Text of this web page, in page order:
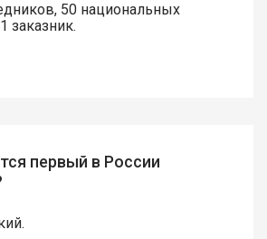
50 национальных
заказник.
первый в России